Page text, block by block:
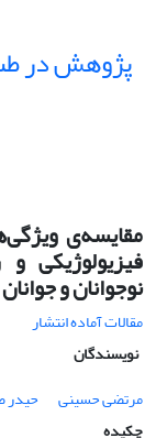
پژوهش در
مقایسه‌ی
فیزیولوژیکی
نوجوانان و جوانان
مقالات آماده انتشار
نویسندگان
مرتضی حسینی
حیدر
چکیده